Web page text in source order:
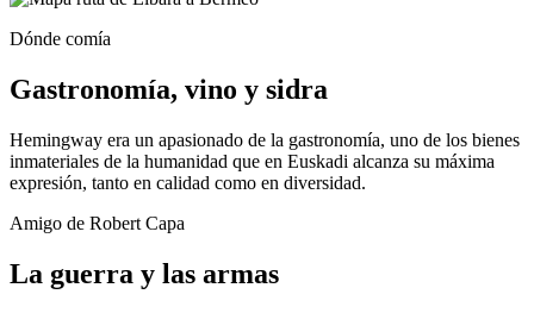
Dónde comía
Gastronomía, vino y sidra
Hemingway era un apasionado de la gastronomía, uno de los bienes
inmateriales de la humanidad que en Euskadi alcanza su máxima
expresión, tanto en calidad como en diversidad.
Amigo de Robert Capa
La guerra y las armas